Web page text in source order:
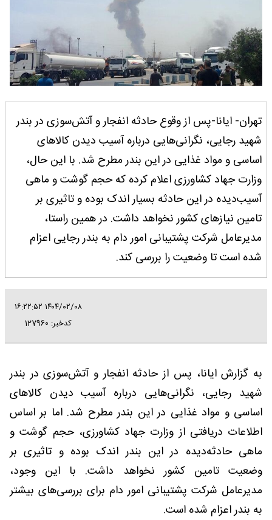
تهران- ایانا-پس از وقوع حادثه انفجار و آتش‌سوزی در بندر
شهید رجایی، نگرانی‌هایی درباره آسیب دیدن کالاهای
اساسی و مواد غذایی در این بندر مطرح شد. با این حال،
وزارت جهاد کشاورزی اعلام کرده که حجم گوشت و ماهی
آسیب‌دیده در این حادثه بسیار اندک بوده و تاثیری بر
تامین نیازهای کشور نخواهد داشت. در همین راستا،
مدیرعامل شرکت پشتیبانی امور دام به بندر رجایی اعزام
شده است تا وضعیت را بررسی کند.
۱۴۰۴/۰۲/۰۸ ۱۶:۲۲:۵۲
کدخبر: 127960
به گزارش ایانا، پس از حادثه انفجار و آتش‌سوزی در بندر
شهید رجایی، نگرانی‌هایی درباره آسیب دیدن کالاهای
اساسی و مواد غذایی در این بندر مطرح شد. اما بر اساس
اطلاعات دریافتی از وزارت جهاد کشاورزی، حجم گوشت و
ماهی حادثه‌دیده در این بندر اندک بوده و تاثیری بر
وضعیت تامین کشور نخواهد داشت. با این وجود،
مدیرعامل شرکت پشتیبانی امور دام برای بررسی‌های بیشتر
به بندر اعزام شده است.